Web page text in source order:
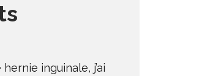
hernie inguinale, j’ai